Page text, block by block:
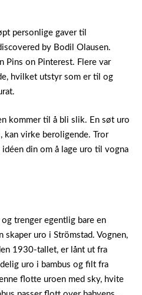
personlige gaver til
by Bodil Olausen.
Pins on Pinterest. Flere var
hvilket utstyr som er til og
kommer til å bli slik. En søt uro
kan virke beroligende. Tror
din om å lage uro til vogna
trenger egentlig bare en
uro i Strömstad. Vognen,
1930-tallet, er lånt ut fra
uro i bambus og filt fra
flotte uroen med sky, hvite